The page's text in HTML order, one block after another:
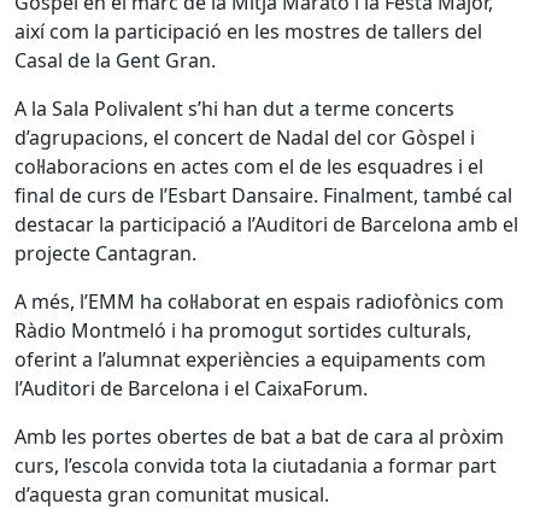
així com la participació en les mostres de tallers del
Casal de la Gent Gran.
A la Sala Polivalent s’hi han dut a terme concerts
d’agrupacions, el concert de Nadal del cor Gòspel i
col·laboracions en actes com el de les esquadres i el
final de curs de l’Esbart Dansaire. Finalment, també cal
destacar la participació a l’Auditori de Barcelona amb el
projecte Cantagran.
A més, l’EMM ha col·laborat en espais radiofònics com
Ràdio Montmeló i ha promogut sortides culturals,
oferint a l’alumnat experiències a equipaments com
l’Auditori de Barcelona i el CaixaForum.
Amb les portes obertes de bat a bat de cara al pròxim
curs, l’escola convida tota la ciutadania a formar part
d’aquesta gran comunitat musical.